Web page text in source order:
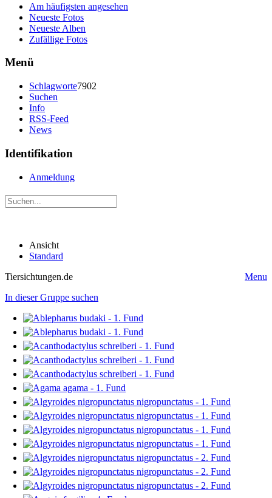
Am häufigsten angesehen
Neueste Fotos
Neueste Alben
Zufällige Fotos
Menü
Schlagworte7902
Suchen
Info
RSS-Feed
News
Identifikation
Anmeldung
Ansicht
Standard
Tiersichtungen.de
Menu
In dieser Gruppe suchen